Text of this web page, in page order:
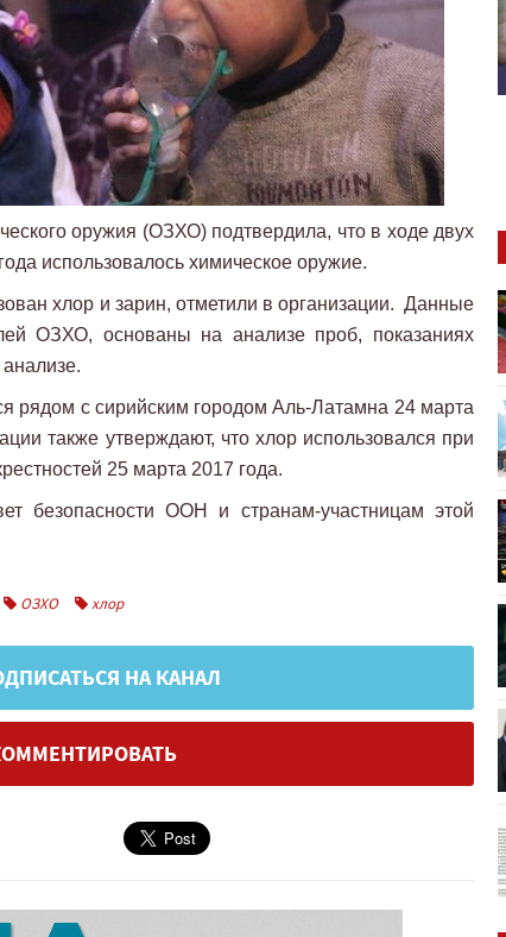
оружия (ОЗХО) подтвердила, что в ходе двух
использовалось химическое оружие.
хлор и зарин, отметили в организации. Данные
ОЗХО, основаны на анализе проб, показаниях
рядом с сирийским городом Аль-Латамна 24 марта
также утверждают, что хлор использовался при
25 марта 2017 года.
безопасности ООН и странам-участницам этой
ОЗХО хлор
НА КАНАЛ